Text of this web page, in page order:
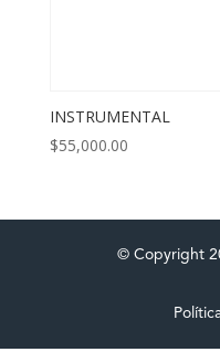
INSTRUMENTAL
$55,000.00
© Copyright